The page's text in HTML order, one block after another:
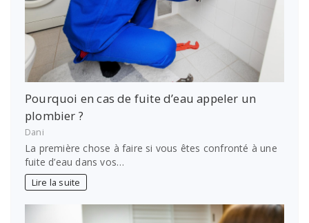
Pourquoi en cas de fuite d’eau appeler un
plombier ?
Dani
La première chose à faire si vous êtes confronté à une
fuite d’eau dans vos…
Lire la suite